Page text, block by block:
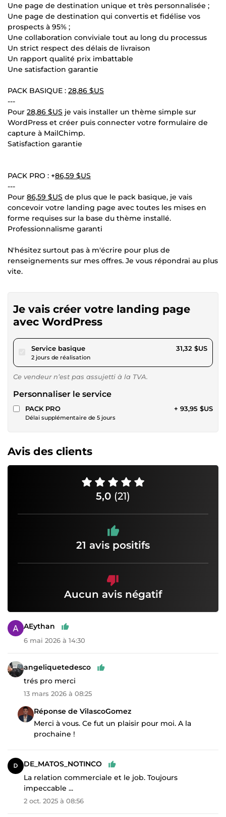
Une page de destination unique et très personnalisée ;
Une page de destination qui convertis et fidélise vos
prospects à 95% ;
Une collaboration conviviale tout au long du processus
Un strict respect des délais de livraison
Un rapport qualité prix imbattable
Une satisfaction garantie
PACK BASIQUE : 28,86 $US
---
Pour 28,86 $US je vais installer un thème simple sur
WordPress et créer puis connecter votre formulaire de
capture à MailChimp.
Satisfaction garantie
PACK PRO : +86,59 $US
---
Pour 86,59 $US de plus que le pack basique, je vais
concevoir votre landing page avec toutes les mises en
forme requises sur la base du thème installé.
Professionnalisme garanti
N'hésitez surtout pas à m'écrire pour plus de
renseignements sur mes offres. Je vous répondrai au plus
vite.
Je vais créer votre landing page
avec WordPress
Service basiquepour 28,86 $US
2 jours de réalisation
31,32 $US
Ce vendeur n’est pas assujetti à la TVA.
Personnaliser le service
PACK PRO
Délai supplémentaire de 5 jours
+ 93,95 $US
Avis des clients
5,0 (21)
21 avis positifs
Aucun avis négatif
AEythan
6 mai 2026 à 14:30
angeliquetedesco
trés pro merci
13 mars 2026 à 08:25
Réponse de VilascoGomez
Merci à vous. Ce fut un plaisir pour moi. A la
prochaine !
DE_MATOS_NOTINCO
La relation commerciale et le job. Toujours
impeccable ...
2 oct. 2025 à 08:56